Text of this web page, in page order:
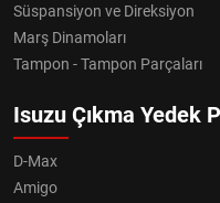
Süspansiyon ve Direksiyon
Marş Dinamoları
Tampon - Tampon Parçaları
Isuzu Çıkma Yedek
D-Max
Amigo